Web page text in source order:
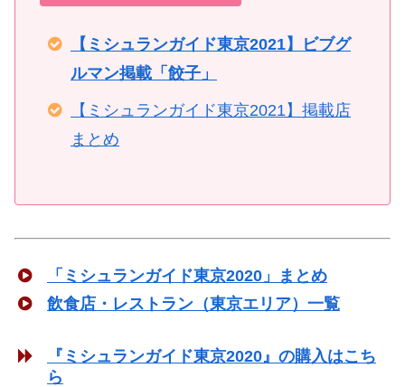
【ミシュランガイド東京2021】ビブグ
ルマン掲載「餃子」
【ミシュランガイド東京2021】掲載店
まとめ
「ミシュランガイド東京2020」まとめ
飲食店・レストラン（東京エリア）一覧
『ミシュランガイド東京2020』の購入はこち
ら